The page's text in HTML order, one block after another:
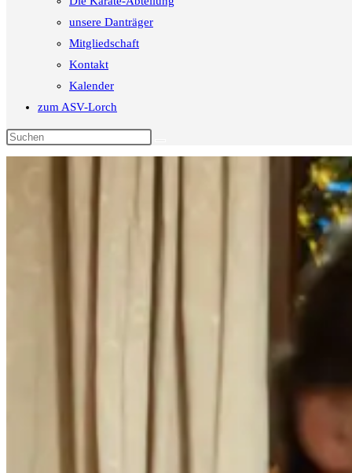
unsere Danträger
Mitgliedschaft
Kontakt
Kalender
zum ASV-Lorch
Diese